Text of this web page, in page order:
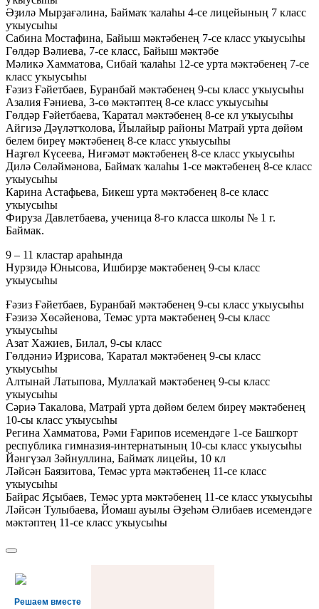
Әҙилә Мырҙағәлина, Баймаҡ ҡалаһы 4-се лицейының 7 класс
уҡыусыһы
Сабина Мостафина, Байыш мәктәбенең 7-се класс уҡыусыһы
Гөлдәр Вәлиева, 7-се класс, Байыш мәктәбе
Мәликә Хамматова, Сибай ҡалаһы 12-се урта мәктәбенең 7-се
класс уҡыусыһы
Ғәзиз Ғәйетбаев, Буранбай мәктәбенең 9-сы класс уҡыусыһы
Азалия Ғәниева, 3-сө мәктәптең 8-се класс уҡыусыһы
Гөлдәр Ғәйетбаева, Ҡаратал мәктәбенең 8-се кл уҡыусыһы
Айгизә Дәүләтҡолова, Йылайыр районы Матрай урта дөйөм
белем биреү мәктәбенең 8-се класс уҡыусыһы
Наҙгөл Күсеева, Ниғәмәт мәктәбенең 8-се класс уҡыусыһы
Дилә Сөләймәнова, Баймаҡ ҡалаһы 1-се мәктәбенең 8-се класс
уҡыусыһы
Карина Астафьева, Бикеш урта мәктәбенең 8-се класс
уҡыусыһы
Фируза Давлетбаева, ученица 8-го класса школы № 1 г.
Баймак.
9 – 11 кластар араһында
Нурзидә Юнысова, Ишбирҙе мәктәбенең 9-сы класс
уҡыусыһы
Ғәзиз Ғәйетбаев, Буранбай мәктәбенең 9-сы класс уҡыусыһы
Ғәзизә Хөсәйенова, Темәс урта мәктәбенең 9-сы класс
уҡыусыһы
Азат Хажиев, Билал, 9-сы класс
Гөлдәниә Иҙрисова, Ҡаратал мәктәбенең 9-сы класс
уҡыусыһы
Алтынай Латыпова, Муллаҡай мәктәбенең 9-сы класс
уҡыусыһы
Сәриә Такалова, Матрай урта дөйөм белем биреү мәктәбенең
10-сы класс уҡыусыһы
Регина Хамматова, Рәми Ғарипов исемендәге 1-се Башҡорт
республика гимназия-интернатының 10-сы класс уҡыусыһы
Йәнгүзәл Зәйнуллина, Баймаҡ лицейы, 10 кл
Ләйсән Баязитова, Темәс урта мәктәбенең 11-се класс
уҡыусыһы
Байрас Яҫыбаев, Темәс урта мәктәбенең 11-се класс уҡыусыһы
Ләйсән Тулыбаева, Йомаш ауылы Әҙеһәм Әлибаев исемендәге
мәктәптең 11-се класс уҡыусыһы
Решаем вместе